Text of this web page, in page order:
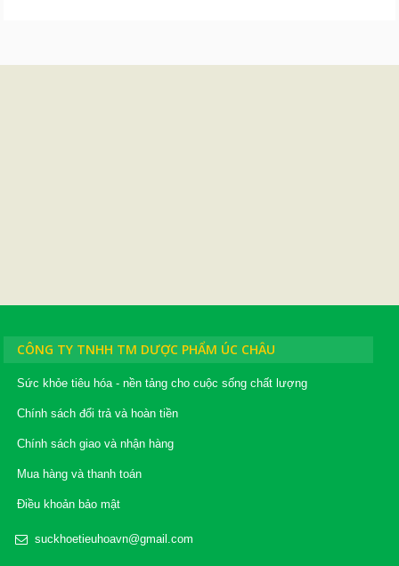
CÔNG TY TNHH TM DƯỢC PHẨM ÚC CHÂU
Sức khỏe tiêu hóa - nền tảng cho cuộc sống chất lượng
Chính sách đổi trả và hoàn tiền
Chính sách giao và nhận hàng
Mua hàng và thanh toán
Điều khoản bảo mật
suckhoetieuhoavn@gmail.com